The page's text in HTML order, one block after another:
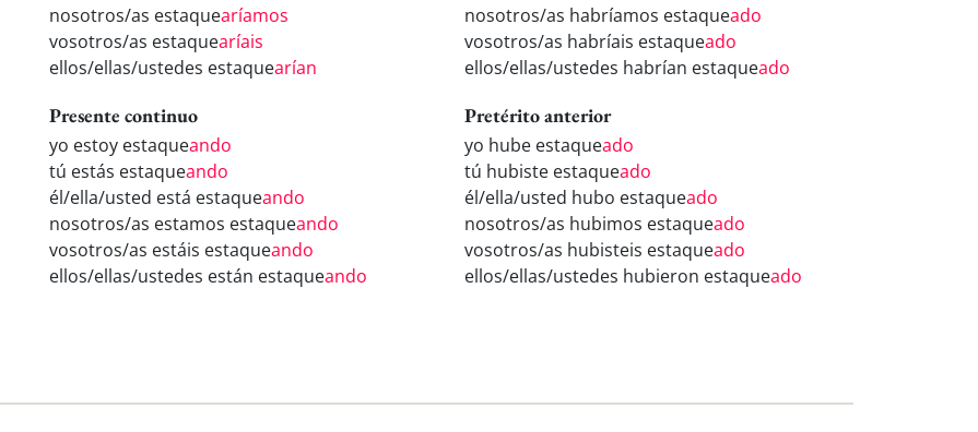
nosotros/as estaquearíamos
vosotros/as estaquearíais
ellos/ellas/ustedes estaquearían
nosotros/as habríamos estaqueado
vosotros/as habríais estaqueado
ellos/ellas/ustedes habrían estaqueado
Presente continuo
yo estoy estaqueando
tú estás estaqueando
él/ella/usted está estaqueando
nosotros/as estamos estaqueando
vosotros/as estáis estaqueando
ellos/ellas/ustedes están estaqueando
Pretérito anterior
yo hube estaqueado
tú hubiste estaqueado
él/ella/usted hubo estaqueado
nosotros/as hubimos estaqueado
vosotros/as hubisteis estaqueado
ellos/ellas/ustedes hubieron estaqueado